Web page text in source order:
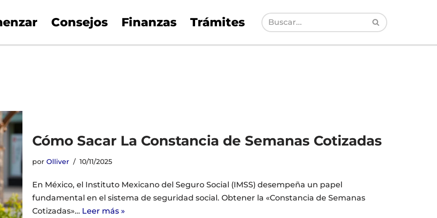
Consejos Finanzas Trámites
Cómo Sacar La Constancia de Semanas Cotizadas
por Olliver 10/11/2025
En México, el Instituto Mexicano del Seguro Social (IMSS) desempeña un papel
fundamental en el sistema de seguridad social. Obtener la «Constancia de Semanas
Cotizadas»… Leer más »